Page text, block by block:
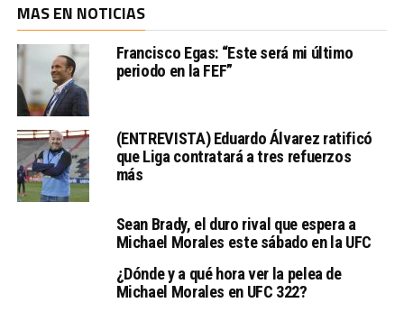
MAS EN NOTICIAS
Francisco Egas: “Este será mi último
periodo en la FEF”
(ENTREVISTA) Eduardo Álvarez ratificó
que Liga contratará a tres refuerzos
más
Sean Brady, el duro rival que espera a
Michael Morales este sábado en la UFC
¿Dónde y a qué hora ver la pelea de
Michael Morales en UFC 322?